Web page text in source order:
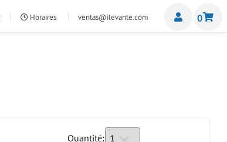
Horaires ventas@ilevante.com 0
Quantité: